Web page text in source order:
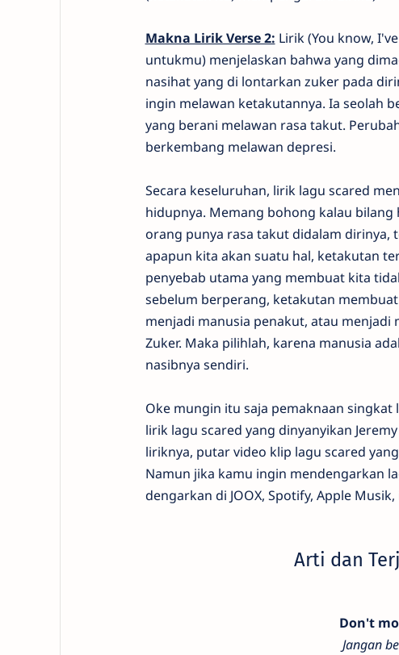
Makna Lirik Verse 2: Lirik (You know,
untukmu) menjelaskan bahwa yang
nasihat yang di lontarkan zuker pada
ingin melawan ketakutannya. Ia seolah
yang berani melawan rasa takut.
berkembang melawan depresi.
Secara keseluruhan, lirik lagu scared
hidupnya. Memang bohong kalau
orang punya rasa takut didalam dirinya,
apapun kita akan suatu hal, ketakutan
penyebab utama yang membuat kita
sebelum berperang, ketakutan
menjadi manusia penakut, atau
Zuker. Maka pilihlah, karena manusia
nasibnya sendiri.
Oke mungin itu saja pemaknaan
lirik lagu scared yang dinyanyikan
liriknya, putar video klip lagu scared
Namun jika kamu ingin mendengarkan
dengarkan di JOOX, Spotify, Apple
Arti dan
Don't
Jangan